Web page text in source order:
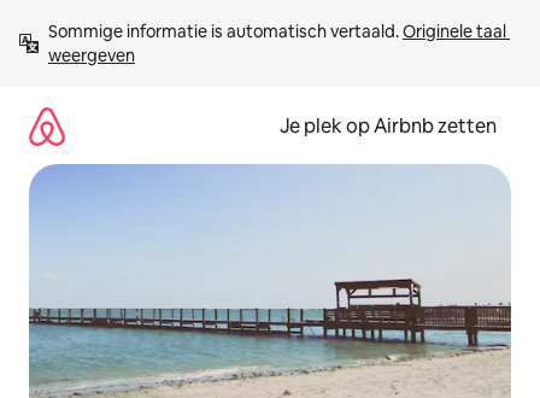
direct
naar
Sommige informatie is automatisch vertaald. Originele taal
weergeven
Je plek op Airbnb zetten